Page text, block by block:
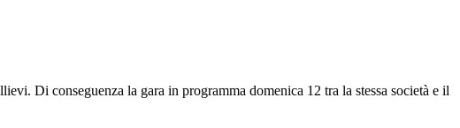
Di conseguenza la gara in programma domenica 12 tra la stessa società e il